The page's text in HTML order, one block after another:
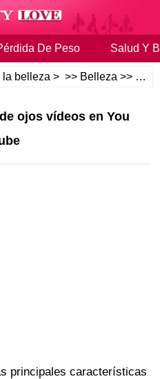
De Peso Salud Y
la belleza > >> Belleza >>
ojos vídeos en You
principales características